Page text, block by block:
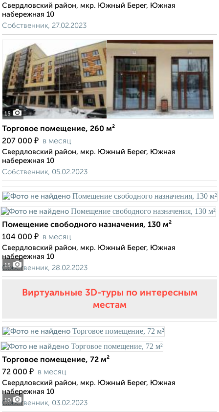
Свердловский район, мкр. Южный Берег, Южная
набережная 10
Собственник, 27.02.2023
15
Торговое помещение, 260 м²
207 000 ₽ в месяц
Свердловский район, мкр. Южный Берег, Южная
набережная 10
Собственник, 05.02.2023
15
Помещение свободного назначения, 130 м²
104 000 ₽ в месяц
Свердловский район, мкр. Южный Берег, Южная
набережная 10
Собственник, 28.02.2023
Виртуальные 3D-туры по интересным
местам
10
Торговое помещение, 72 м²
72 000 ₽ в месяц
Свердловский район, мкр. Южный Берег, Южная
набережная 10
Собственник, 03.02.2023